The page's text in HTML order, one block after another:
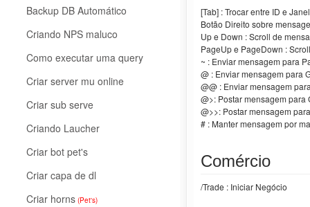
Backup DB Automático
Criando NPS maluco
Como executar uma query
Criar server mu online
Criar sub serve
Criando Laucher
Criar bot pet's
Criar capa de dl
Criar horns (Pet's)
[Tab] : Trocar entre ID e
Botão Direito sobre
Up e Down : Scroll de
PageUp e PageDown :
~ : Enviar mensagem para
@ : Enviar mensagem para
@@ : Enviar mensagem
@>: Postar mensagem para
@>>: Postar mensagem
# : Manter mensagem por
Comércio
/Trade : Iniciar Negócio